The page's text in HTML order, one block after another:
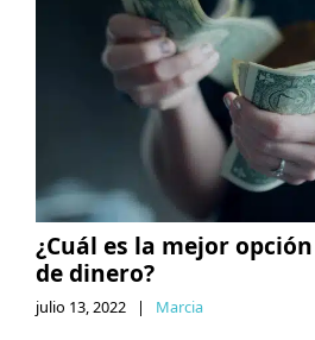
¿Cuál es la mejor
de dinero?
julio 13, 2022 | Marcia